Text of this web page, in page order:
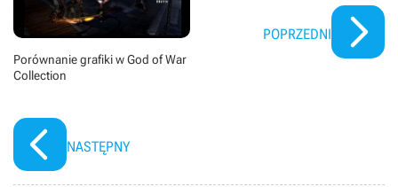
Porównanie grafiki w God of War
Collection
NASTĘPNY
POPRZEDNI